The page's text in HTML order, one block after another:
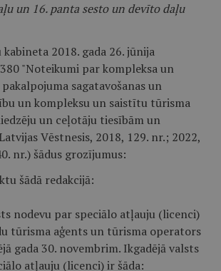
un 16. panta sesto un devīto daļu
2018. gada 26. jūnija
"Noteikumi par kompleksa un
sagatavošanas un
un kompleksu un saistītu tūrisma
un ceļotāju tiesībām un
Vēstnesis, 2018, 129. nr.; 2022,
nr.) šādus grozījumus:
šādā redakcijā:
nodevu par speciālo atļauju (licenci)
tūrisma aģents un tūrisma operators
gada 30. novembrim. Ikgadējā valsts
atļauju (licenci) ir šāda: